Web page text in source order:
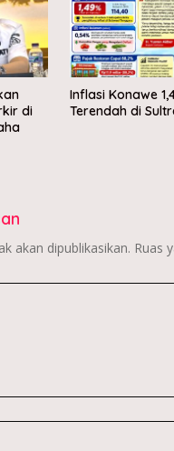
di
Inflasi Konawe
Terendah di
akan dipublikasikan. Ruas